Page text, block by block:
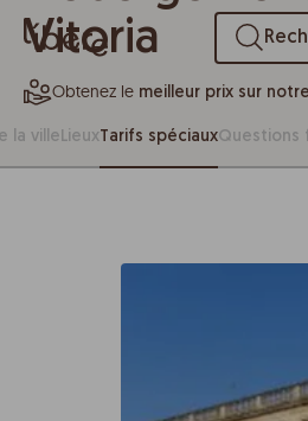
Vitoria
Obtenez le meilleur prix sur
la villeLieuxTarifs spéciauxQuestions